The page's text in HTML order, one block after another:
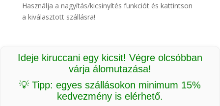
Használja a nagyítás/kicsinyítés funkciót és kattintson
a kiválasztott szállásra!
Ideje kiruccani egy kicsit! Végre olcsóbban
várja álomutazása!
💡 Tipp: egyes szállásokon minimum 15%
kedvezmény is elérhető.